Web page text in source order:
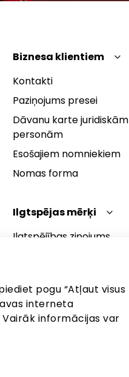
pogu “Atļaut visus
interneta
informācijas var
Biznesa klientiem
Kontakti
Paziņojums presei
Dāvanu karte juridiskām
personām
Esošajiem nomniekiem
Nomas forma
Ilgtspējas mērķi
Ilgtspējības ziņojums